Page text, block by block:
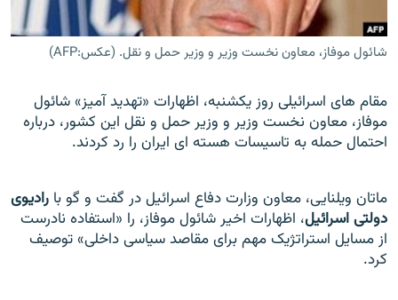
زبان‌های دیگر
شائول موفاز، معاون نخست وزير و وزير حمل و نقل. (عکس:AFP)
مقام های اسرائيلی روز يکشنبه، اظهارات «تهديد آميز» شائول
موفاز، معاون نخست وزير و وزير حمل و نقل این کشور، درباره
احتمال حمله به تاسيسات هسته ای ايران را رد کردند.
ماتان ويلنایی، معاون وزارت دفاع اسرائيل در گفت و گو با راديوی
دولتی اسرائيل، اظهارات اخير شائول موفاز، را «استفاده نادرست
از مسايل استراتژيک مهم برای مقاصد سياسی داخلی» توصيف
کرد.